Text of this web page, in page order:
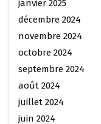
janvier 2025
décembre 2024
novembre 2024
octobre 2024
septembre 2024
août 2024
juillet 2024
juin 2024